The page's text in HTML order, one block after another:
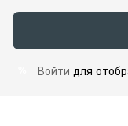
Войти для